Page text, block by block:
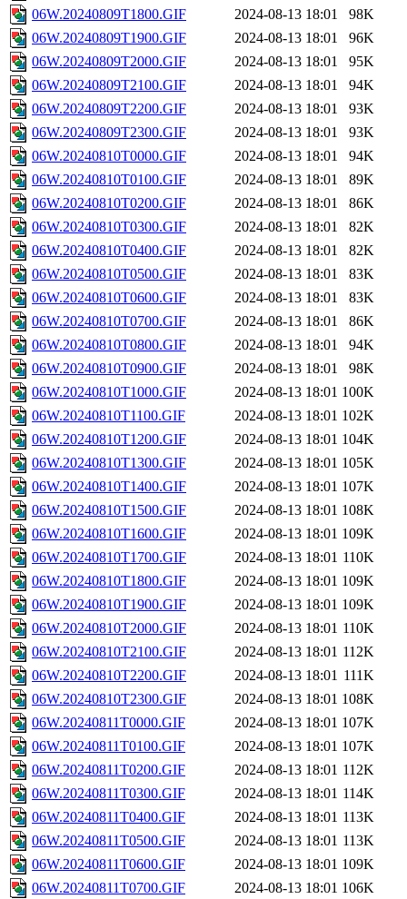
06W.20240809T1800.GIF
2024-08-13 18:01
98K
06W.20240809T1900.GIF
2024-08-13 18:01
96K
06W.20240809T2000.GIF
2024-08-13 18:01
95K
06W.20240809T2100.GIF
2024-08-13 18:01
94K
06W.20240809T2200.GIF
2024-08-13 18:01
93K
06W.20240809T2300.GIF
2024-08-13 18:01
93K
06W.20240810T0000.GIF
2024-08-13 18:01
94K
06W.20240810T0100.GIF
2024-08-13 18:01
89K
06W.20240810T0200.GIF
2024-08-13 18:01
86K
06W.20240810T0300.GIF
2024-08-13 18:01
82K
06W.20240810T0400.GIF
2024-08-13 18:01
82K
06W.20240810T0500.GIF
2024-08-13 18:01
83K
06W.20240810T0600.GIF
2024-08-13 18:01
83K
06W.20240810T0700.GIF
2024-08-13 18:01
86K
06W.20240810T0800.GIF
2024-08-13 18:01
94K
06W.20240810T0900.GIF
2024-08-13 18:01
98K
06W.20240810T1000.GIF
2024-08-13 18:01 100K
06W.20240810T1100.GIF
2024-08-13 18:01 102K
06W.20240810T1200.GIF
2024-08-13 18:01 104K
06W.20240810T1300.GIF
2024-08-13 18:01 105K
06W.20240810T1400.GIF
2024-08-13 18:01 107K
06W.20240810T1500.GIF
2024-08-13 18:01 108K
06W.20240810T1600.GIF
2024-08-13 18:01 109K
06W.20240810T1700.GIF
2024-08-13 18:01 110K
06W.20240810T1800.GIF
2024-08-13 18:01 109K
06W.20240810T1900.GIF
2024-08-13 18:01 109K
06W.20240810T2000.GIF
2024-08-13 18:01 110K
06W.20240810T2100.GIF
2024-08-13 18:01 112K
06W.20240810T2200.GIF
2024-08-13 18:01 111K
06W.20240810T2300.GIF
2024-08-13 18:01 108K
06W.20240811T0000.GIF
2024-08-13 18:01 107K
06W.20240811T0100.GIF
2024-08-13 18:01 107K
06W.20240811T0200.GIF
2024-08-13 18:01 112K
06W.20240811T0300.GIF
2024-08-13 18:01 114K
06W.20240811T0400.GIF
2024-08-13 18:01 113K
06W.20240811T0500.GIF
2024-08-13 18:01 113K
06W.20240811T0600.GIF
2024-08-13 18:01 109K
06W.20240811T0700.GIF
2024-08-13 18:01 106K